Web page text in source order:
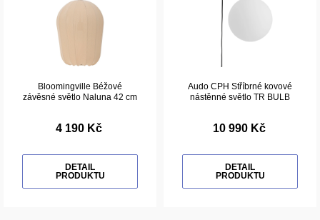
Bloomingville Béžové
závěsné světlo Naluna 42 cm
4 190 Kč
DETAIL
PRODUKTU
Audo CPH Stříbrné kovové
nástěnné světlo TR BULB
10 990 Kč
DETAIL
PRODUKTU